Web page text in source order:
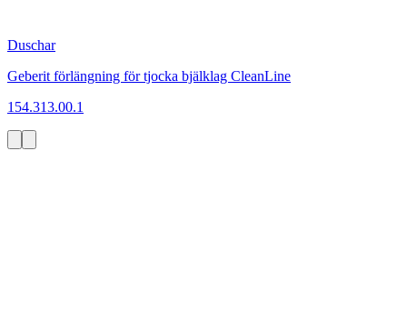
Duschar
Geberit förlängning för tjocka bjälklag CleanLine
154.313.00.1